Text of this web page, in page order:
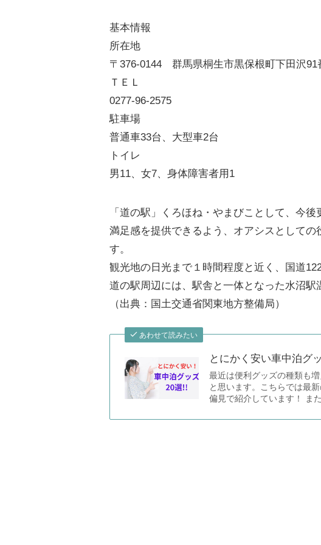
基本情報
所在地
〒376-0144 群馬県桐生市黒保根町下田沢91
ＴＥＬ
0277-96-2575
駐車場
普通車33台、大型車2台
トイレ
男11、女7、身体障害者用1
「道の駅」くろほね・やまびことして、今
満足感を提供できるよう、オアシスとしての
す。
観光地の日光まで１時間程度と近く、国道
道の駅周辺には、駅舎と一体となった水沼駅
（出典：国土交通省関東地方整備局）
あわせて読みたい
とにかく安い車中泊グ
最近は便利グッズの種類も
と思います。こちらでは最
偏見で紹介しています！ また